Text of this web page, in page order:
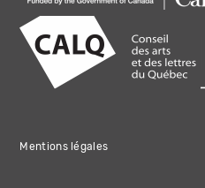
Mentions légales